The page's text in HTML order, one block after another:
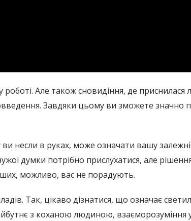
Але також сновидіння, де приснилася
Завдяки цьому ви зможете значно
несли в руках, може означати вашу
думки потрібно прислухатися, але
можливо, вас не порадують.
Так, цікаво дізнатися, що означає
з коханою людиною, взаєморозуміння у